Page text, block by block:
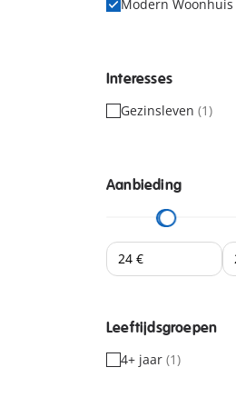
Modern Woonhuis
Interesses
Gezinsleven (1)
Aanbieding
Leeftijdsgroepen
4+ jaar (1)